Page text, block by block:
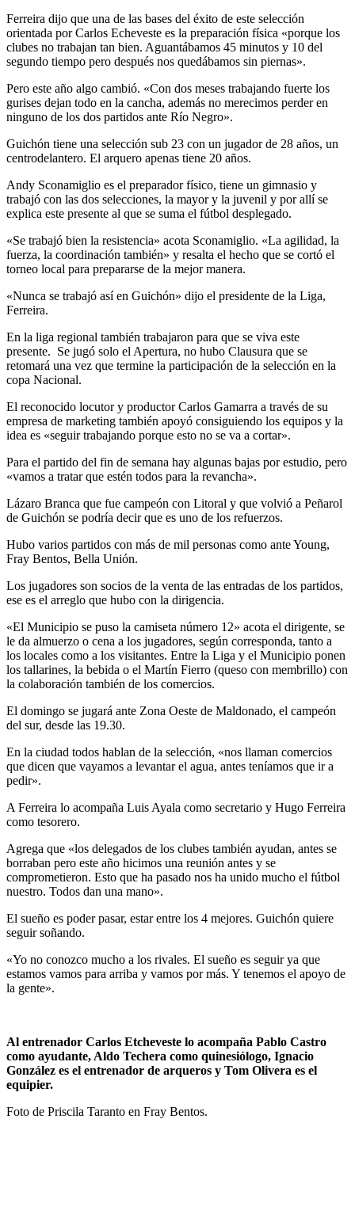
Ferreira dijo que una de las bases del éxito de este selección
orientada por Carlos Echeveste es la preparación física «porque los
clubes no trabajan tan bien. Aguantábamos 45 minutos y 10 del
segundo tiempo pero después nos quedábamos sin piernas».
Pero este año algo cambió. «Con dos meses trabajando fuerte los
gurises dejan todo en la cancha, además no merecimos perder en
ninguno de los dos partidos ante Río Negro».
Guichón tiene una selección sub 23 con un jugador de 28 años, un
centrodelantero. El arquero apenas tiene 20 años.
Andy Sconamiglio es el preparador físico, tiene un gimnasio y
trabajó con las dos selecciones, la mayor y la juvenil y por allí se
explica este presente al que se suma el fútbol desplegado.
«Se trabajó bien la resistencia» acota Sconamiglio. «La agilidad, la
fuerza, la coordinación también» y resalta el hecho que se cortó el
torneo local para prepararse de la mejor manera.
«Nunca se trabajó así en Guichón» dijo el presidente de la Liga,
Ferreira.
En la liga regional también trabajaron para que se viva este
presente. Se jugó solo el Apertura, no hubo Clausura que se
retomará una vez que termine la participación de la selección en la
copa Nacional.
El reconocido locutor y productor Carlos Gamarra a través de su
empresa de marketing también apoyó consiguiendo los equipos y la
idea es «seguir trabajando porque esto no se va a cortar».
Para el partido del fin de semana hay algunas bajas por estudio, pero
«vamos a tratar que estén todos para la revancha».
Lázaro Branca que fue campeón con Litoral y que volvió a Peñarol
de Guichón se podría decir que es uno de los refuerzos.
Hubo varios partidos con más de mil personas como ante Young,
Fray Bentos, Bella Unión.
Los jugadores son socios de la venta de las entradas de los partidos,
ese es el arreglo que hubo con la dirigencia.
«El Municipio se puso la camiseta número 12» acota el dirigente, se
le da almuerzo o cena a los jugadores, según corresponda, tanto a
los locales como a los visitantes. Entre la Liga y el Municipio ponen
los tallarines, la bebida o el Martín Fierro (queso con membrillo) con
la colaboración también de los comercios.
El domingo se jugará ante Zona Oeste de Maldonado, el campeón
del sur, desde las 19.30.
En la ciudad todos hablan de la selección, «nos llaman comercios
que dicen que vayamos a levantar el agua, antes teníamos que ir a
pedir».
A Ferreira lo acompaña Luis Ayala como secretario y Hugo Ferreira
como tesorero.
Agrega que «los delegados de los clubes también ayudan, antes se
borraban pero este año hicimos una reunión antes y se
comprometieron. Esto que ha pasado nos ha unido mucho el fútbol
nuestro. Todos dan una mano».
El sueño es poder pasar, estar entre los 4 mejores. Guichón quiere
seguir soñando.
«Yo no conozco mucho a los rivales. El sueño es seguir ya que
estamos vamos para arriba y vamos por más. Y tenemos el apoyo de
la gente».
Al entrenador Carlos Etcheveste lo acompaña Pablo Castro
como ayudante, Aldo Techera como quinesiólogo, Ignacio
González es el entrenador de arqueros y Tom Olivera es el
equipier.
Foto de Priscila Taranto en Fray Bentos.